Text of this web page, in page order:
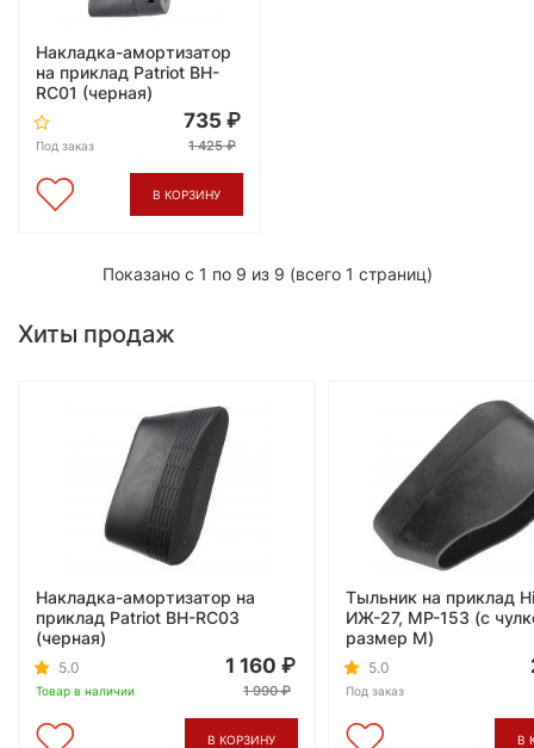
Накладка-амортизатор
на приклад Patriot BH-
RC01 (черная)
Под заказ
735
1 425
В КОРЗИНУ
Показано с 1 по 9 из 9 (всего 1 страниц)
Хиты продаж
Накладка-амортизатор на
приклад Patriot BH-RC03
(черная)
5.0
Товар в наличии
1 160
1 990
В КОРЗИНУ
Тыльник на приклад
ИЖ-27, МР-153 (с
размер M)
5.0
Под заказ
В